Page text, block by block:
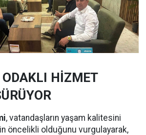
HİZMET
, vatandaşların yaşam kalitesini
öncelikli olduğunu vurgulayarak,